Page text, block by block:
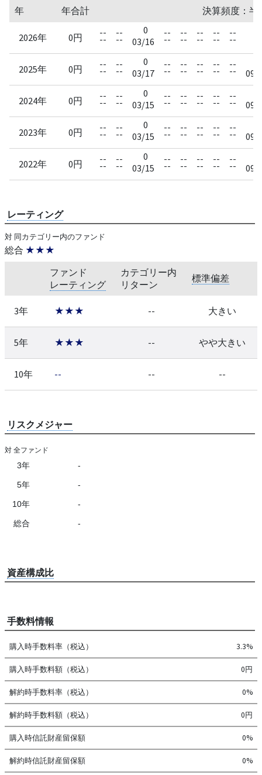
年 年合計 決算頻度：半
2026年 0円 --
--
--
--
0
03/16
--
--
--
--
--
--
--
--
--
--
2025年 0円 --
--
--
--
0
03/17
--
--
--
--
--
--
--
--
--
--
09/
2024年 0円 --
--
--
--
0
03/15
--
--
--
--
--
--
--
--
--
--
09/
2023年 0円 --
--
--
--
0
03/15
--
--
--
--
--
--
--
--
--
--
09/
2022年 0円 --
--
--
--
0
03/15
--
--
--
--
--
--
--
--
--
--
09/
レーティング
対 同カテゴリー内のファンド
総合 ★★★
ファンド
レーティング
カテゴリー内
リターン
標準偏差
3年 ★★★ -- 大きい
5年 ★★★ -- やや大きい
10年 -- -- --
リスクメジャー
対 全ファンド
3年 -
5年 -
10年 -
総合 -
資産構成比
手数料情報
購入時手数料率（税込） 3.3%
購入時手数料額（税込） 0円
解約時手数料率（税込） 0%
解約時手数料額（税込） 0円
購入時信託財産留保額 0%
解約時信託財産留保額 0%